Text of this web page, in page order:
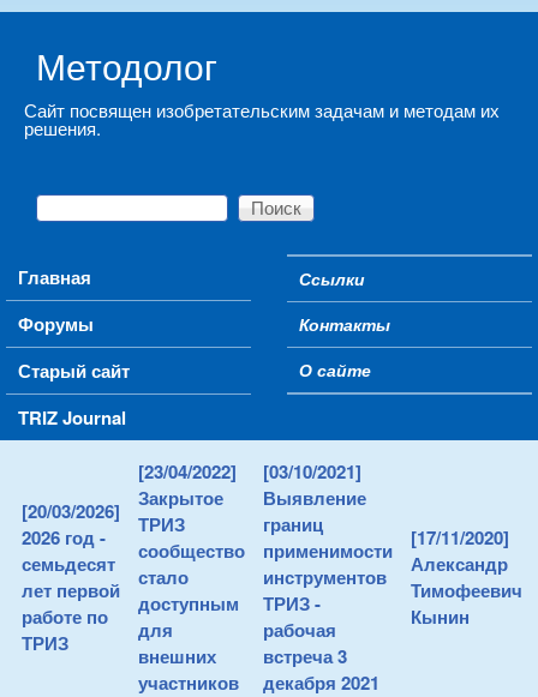
Методолог
Сайт посвящен изобретательским задачам и методам их
решения.
Форма поиска
Поиск
Main menu
Главная
Форумы
Старый сайт
TRIZ Journal
Secondary menu
Ссылки
Контакты
О сайте
[20/03/2026]
2026 год -
семьдесят
лет первой
работе по
ТРИЗ
[23/04/2022]
Закрытое
ТРИЗ
сообщество
стало
доступным
для
внешних
участников
[03/10/2021]
Выявление
границ
применимости
инструментов
ТРИЗ -
рабочая
встреча 3
декабря 2021
[17/11/2020]
Александр
Тимофеевич
Кынин